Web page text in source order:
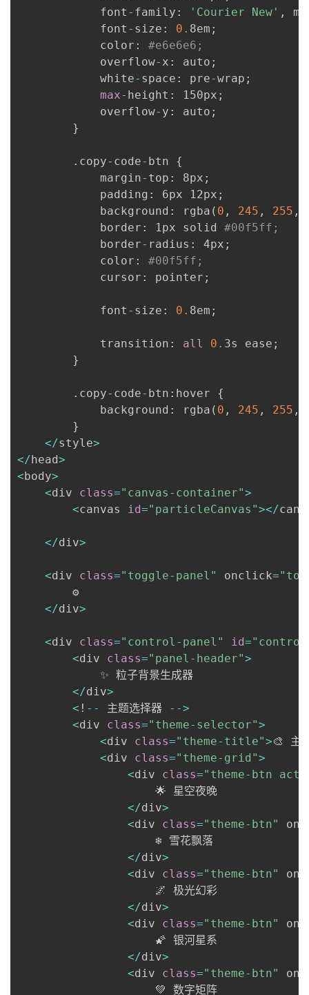
            font
- family : 'Courier New' ,
            font
- size : 0. 8em ;
            color
:
#e6e6e6;
            overflow
- x : auto ;
            white
- space : pre-wrap ;
max- height : 150px ;
            overflow
- y : auto ;
}
. copy- code- btn {
            margin
- top : 8px ;
            padding
: 6px 12px ;
            background
: rgba ( 0 , 245 , 255 ,
            border
: 1px solid #00f5ff;
            border
- radius : 4px ;
            color
:
#00f5ff;
            cursor
: pointer ;
            font
- size : 0. 8em ;
            transition
: all 0. 3s ease ;
}
. copy- code- btn : hover {
            background
: rgba ( 0 , 245 , 255 ,
}
</style>
</head>
<body>
<div class="canvas-container">
<canvas id="particleCanvas"></
</div>
<div class="toggle-panel" onclick=
        ⚙️
</div>
<div class="control-panel" id=
<div class="panel-header">
            ✨ 粒子背景生成器
</div>
< ! - - 主题选择器 - ->
<div class="theme-selector">
<div class="theme-title">🎨 主
<div class="theme-grid">
<div class="theme-btn
                    🌟 星空夜晚
</div>
<div class="theme-btn"
                    ❄️ 雪花飘落
</div>
<div class="theme-btn"
                    🌌 极光幻彩
</div>
<div class="theme-btn"
                    🌠 银河星系
</div>
<div class="theme-btn"
                    💚 数字矩阵